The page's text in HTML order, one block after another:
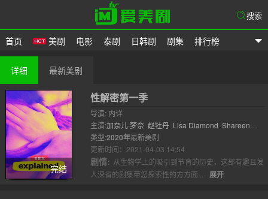
首页 美剧 电影 泰剧 日韩剧 剧集 排行榜
搜索
详细 最新美剧
完结
性解密第一季
导演: 内详
主演:加奈儿·梦奈 赵牡丹 Lisa Diamond Shareen
Joshi
类型:2020年最新美剧
更新时间：2021-04-03 14:54
剧情: 从生物学上的吸引到节育的历史，这部有趣且发
人深省的剧集带您探索性的方方面...
展开